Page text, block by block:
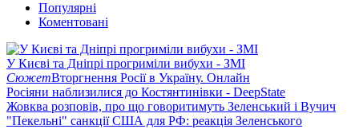
Популярні
Коментовані
У Києві та Дніпрі прогриміли вибухи - ЗМІ
СюжетВторгнення Росії в Україну. Онлайн
Росіяни наблизилися до Костянтинівки - DeepState
Жовква розповів, про що говоритимуть Зеленський і Вучич
"Пекельні" санкції США для РФ: реакція Зеленського